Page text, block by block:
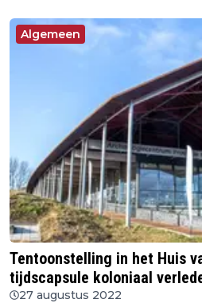
Algemeen
Tentoonstelling in het Huis
tijdscapsule koloniaal
27 augustus 2022